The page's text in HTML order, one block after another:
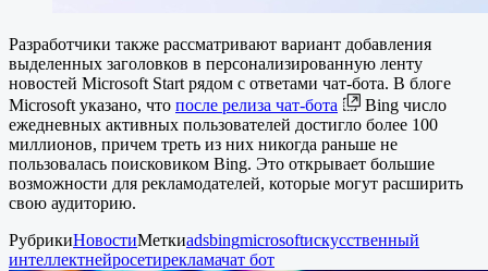
Разработчики также рассматривают вариант добавления
выделенных заголовков в персонализированную ленту
новостей Microsoft Start рядом с ответами чат-бота. В блоге
Microsoft указано, что после релиза чат-бота
Bing число
ежедневных активных пользователей достигло более 100
миллионов, причем треть из них никогда раньше не
пользовалась поисковиком Bing. Это открывает большие
возможности для рекламодателей, которые могут расширить
свою аудиторию.
РубрикиНовостиМеткиadsbingmicrosoftискусственный
интеллектнейросетирекламачат бот